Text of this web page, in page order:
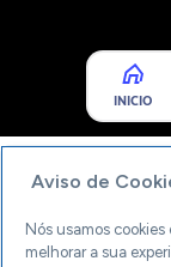
INICIO
Aviso de
Nós usamos
melhorar a sua